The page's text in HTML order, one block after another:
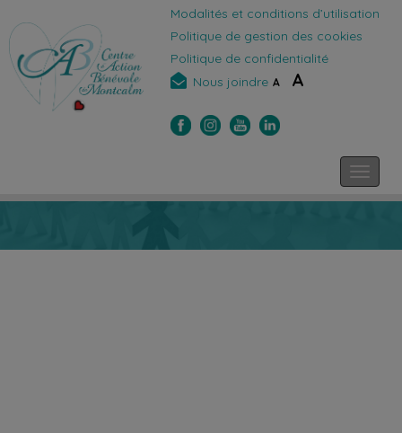
Modalités et conditions d’utilisation
Politique de gestion des cookies
Politique de confidentialité
Nous joindre A A